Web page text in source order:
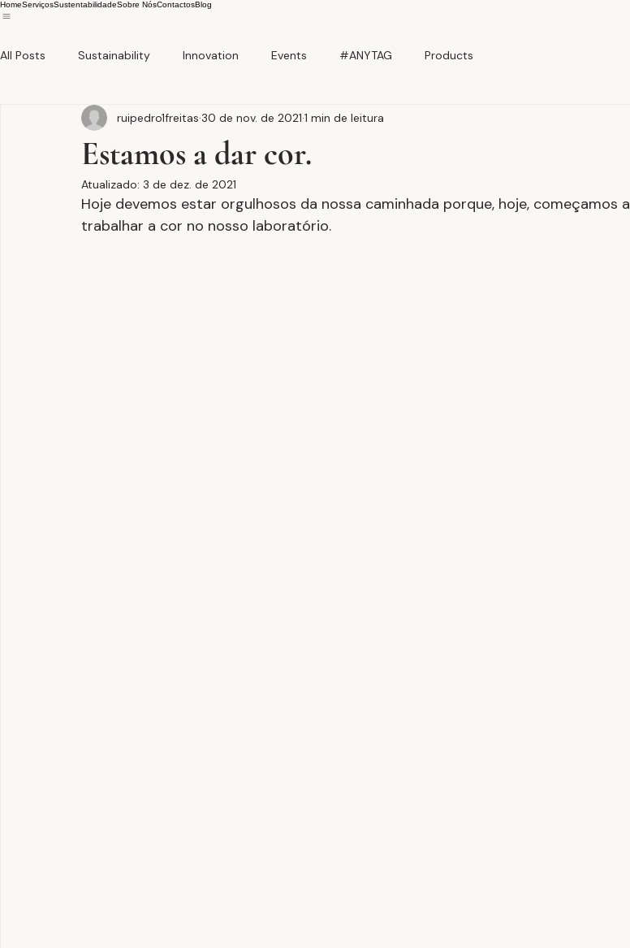
HomeServiçosSustentabilidadeSobre NósContactosBlog
All Posts Sustainability Innovation Events #ANYTAG Products
Estamos a dar cor.
ruipedro1freitas 30 de nov. de 2021 1 min de leitura
Atualizado: 3 de dez. de 2021
Hoje devemos estar orgulhosos da nossa caminhada porque, hoje, começamos a
trabalhar a cor no nosso laboratório.